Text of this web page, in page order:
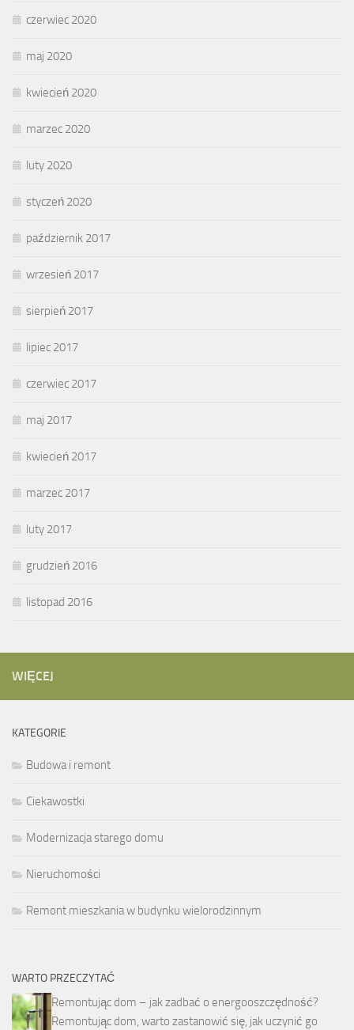
czerwiec 2020
maj 2020
kwiecień 2020
marzec 2020
luty 2020
styczeń 2020
październik 2017
wrzesień 2017
sierpień 2017
lipiec 2017
czerwiec 2017
maj 2017
kwiecień 2017
marzec 2017
luty 2017
grudzień 2016
listopad 2016
WIĘCEJ
KATEGORIE
Budowa i remont
Ciekawostki
Modernizacja starego domu
Nieruchomości
Remont mieszkania w budynku wielorodzinnym
WARTO PRZECZYTAĆ
Remontując dom – jak zadbać o energooszczędność?
Remontując dom, warto zastanowić się, jak uczynić go